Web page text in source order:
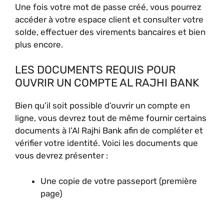
Une fois votre mot de passe créé, vous pourrez
accéder à votre espace client et consulter votre
solde, effectuer des virements bancaires et bien
plus encore.
LES DOCUMENTS REQUIS POUR
OUVRIR UN COMPTE AL RAJHI BANK
Bien qu’il soit possible d’ouvrir un compte en
ligne, vous devrez tout de même fournir certains
documents à l’Al Rajhi Bank afin de compléter et
vérifier votre identité. Voici les documents que
vous devrez présenter :
Une copie de votre passeport (première
page)